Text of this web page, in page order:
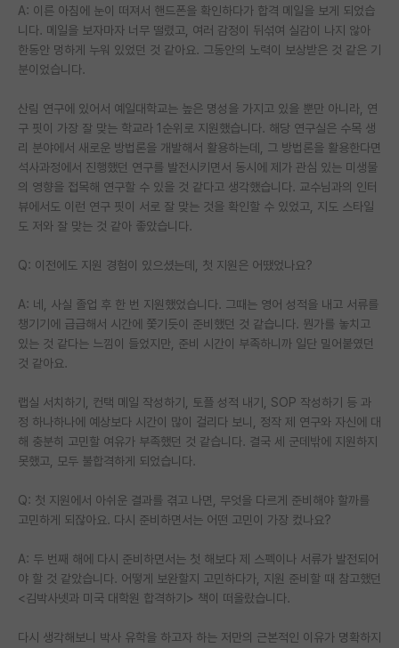
A: 이른 아침에 눈이 떠져서 핸드폰을 확인하다가 합격 메일을 보게 되었습
니다. 메일을 보자마자 너무 떨렸고, 여러 감정이 뒤섞여 실감이 나지 않아
한동안 멍하게 누워 있었던 것 같아요. 그동안의 노력이 보상받은 것 같은 기
분이었습니다.
산림 연구에 있어서 예일대학교는 높은 명성을 가지고 있을 뿐만 아니라, 연
구 핏이 가장 잘 맞는 학교라 1순위로 지원했습니다. 해당 연구실은 수목 생
리 분야에서 새로운 방법론을 개발해서 활용하는데, 그 방법론을 활용한다면
석사과정에서 진행했던 연구를 발전시키면서 동시에 제가 관심 있는 미생물
의 영향을 접목해 연구할 수 있을 것 같다고 생각했습니다. 교수님과의 인터
뷰에서도 이런 연구 핏이 서로 잘 맞는 것을 확인할 수 있었고, 지도 스타일
도 저와 잘 맞는 것 같아 좋았습니다.
Q: 이전에도 지원 경험이 있으셨는데, 첫 지원은 어땠었나요?
A: 네, 사실 졸업 후 한 번 지원했었습니다. 그때는 영어 성적을 내고 서류를
챙기기에 급급해서 시간에 쫓기듯이 준비했던 것 같습니다. 뭔가를 놓치고
있는 것 같다는 느낌이 들었지만, 준비 시간이 부족하니까 일단 밀어붙였던
것 같아요.
랩실 서치하기, 컨택 메일 작성하기, 토플 성적 내기, SOP 작성하기 등 과
정 하나하나에 예상보다 시간이 많이 걸리다 보니, 정작 제 연구와 자신에 대
해 충분히 고민할 여유가 부족했던 것 같습니다. 결국 세 군데밖에 지원하지
못했고, 모두 불합격하게 되었습니다.
Q: 첫 지원에서 아쉬운 결과를 겪고 나면, 무엇을 다르게 준비해야 할까를
고민하게 되잖아요. 다시 준비하면서는 어떤 고민이 가장 컸나요?
A: 두 번째 해에 다시 준비하면서는 첫 해보다 제 스펙이나 서류가 발전되어
야 할 것 같았습니다. 어떻게 보완할지 고민하다가, 지원 준비할 때 참고했던
<김박사넷과 미국 대학원 합격하기> 책이 떠올랐습니다.
다시 생각해보니 박사 유학을 하고자 하는 저만의 근본적인 이유가 명확하지